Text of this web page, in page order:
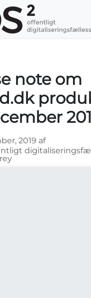
note om
2019 af